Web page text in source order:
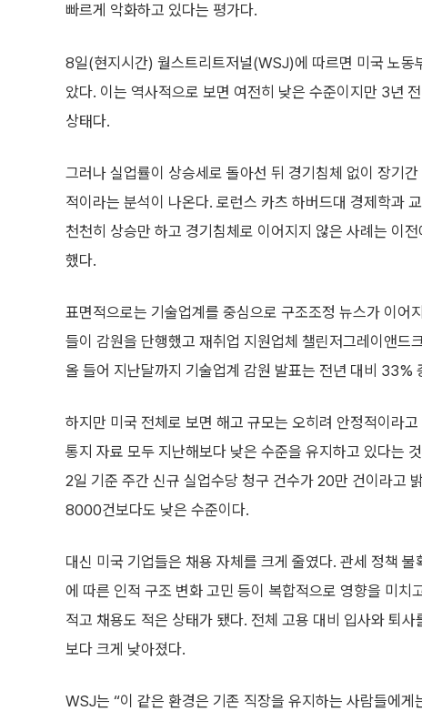
빠르게 악화하고 있다는 평가다.
8일(현지시간) 월스트리트저널(WSJ)에 따르면 미국 노
았다. 이는 역사적으로 보면 여전히 낮은 수준이지만 3년
상태다.
그러나 실업률이 상승세로 돌아선 뒤 경기침체 없이 장기간
적이라는 분석이 나온다. 로런스 카츠 하버드대 경제학과
천천히 상승만 하고 경기침체로 이어지지 않은 사례는 이
했다.
표면적으로는 기술업계를 중심으로 구조조정 뉴스가 이어
들이 감원을 단행했고 재취업 지원업체 챌린저그레이앤드
올 들어 지난달까지 기술업계 감원 발표는 전년 대비 33%
하지만 미국 전체로 보면 해고 규모는 오히려 안정적이라
통지 자료 모두 지난해보다 낮은 수준을 유지하고 있다는
2일 기준 주간 신규 실업수당 청구 건수가 20만 건이라고
8000건보다도 낮은 수준이다.
대신 미국 기업들은 채용 자체를 크게 줄였다. 관세 정책
에 따른 인적 구조 변화 고민 등이 복합적으로 영향을 미
적고 채용도 적은 상태가 됐다. 전체 고용 대비 입사와 퇴
보다 크게 낮아졌다.
WSJ는 “이 같은 환경은 기존 직장을 유지하는 사람들에